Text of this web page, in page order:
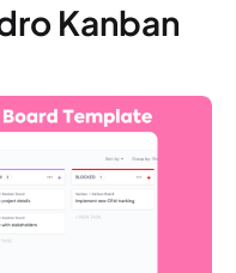
Kanban